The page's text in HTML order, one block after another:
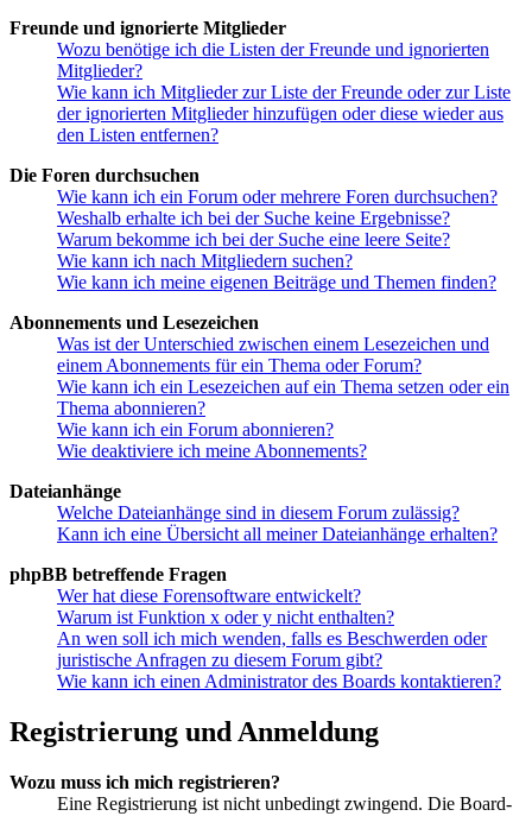
Freunde und ignorierte Mitglieder
Wozu benötige ich die Listen der Freunde und ignorierten
Mitglieder?
Wie kann ich Mitglieder zur Liste der Freunde oder zur Liste
der ignorierten Mitglieder hinzufügen oder diese wieder aus
den Listen entfernen?
Die Foren durchsuchen
Wie kann ich ein Forum oder mehrere Foren durchsuchen?
Weshalb erhalte ich bei der Suche keine Ergebnisse?
Warum bekomme ich bei der Suche eine leere Seite?
Wie kann ich nach Mitgliedern suchen?
Wie kann ich meine eigenen Beiträge und Themen finden?
Abonnements und Lesezeichen
Was ist der Unterschied zwischen einem Lesezeichen und
einem Abonnements für ein Thema oder Forum?
Wie kann ich ein Lesezeichen auf ein Thema setzen oder ein
Thema abonnieren?
Wie kann ich ein Forum abonnieren?
Wie deaktiviere ich meine Abonnements?
Dateianhänge
Welche Dateianhänge sind in diesem Forum zulässig?
Kann ich eine Übersicht all meiner Dateianhänge erhalten?
phpBB betreffende Fragen
Wer hat diese Forensoftware entwickelt?
Warum ist Funktion x oder y nicht enthalten?
An wen soll ich mich wenden, falls es Beschwerden oder
juristische Anfragen zu diesem Forum gibt?
Wie kann ich einen Administrator des Boards kontaktieren?
Registrierung und Anmeldung
Wozu muss ich mich registrieren?
Eine Registrierung ist nicht unbedingt zwingend. Die Board-